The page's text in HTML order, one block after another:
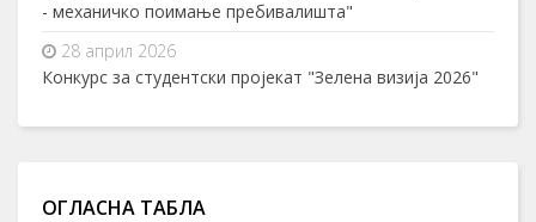
- механичко поимање пребивалишта"
28 април 2026
Конкурс за студентски пројекат "Зелена визија 2026"
ОГЛАСНА ТАБЛА